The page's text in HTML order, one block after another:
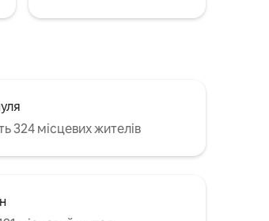
324 місцевих жителів